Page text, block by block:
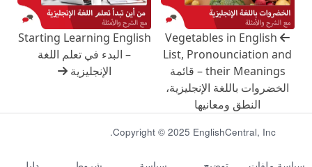
Vegetables in English
List, Pronounciation and
their Meanings – قائمة
الخضروات باللغة الإنجليزية،
النطق ومعانيها
Starting Learning English
– البدء في تعلم اللغة
الإنجليزية
Copyright © 2025 EnglishCentral, Inc.